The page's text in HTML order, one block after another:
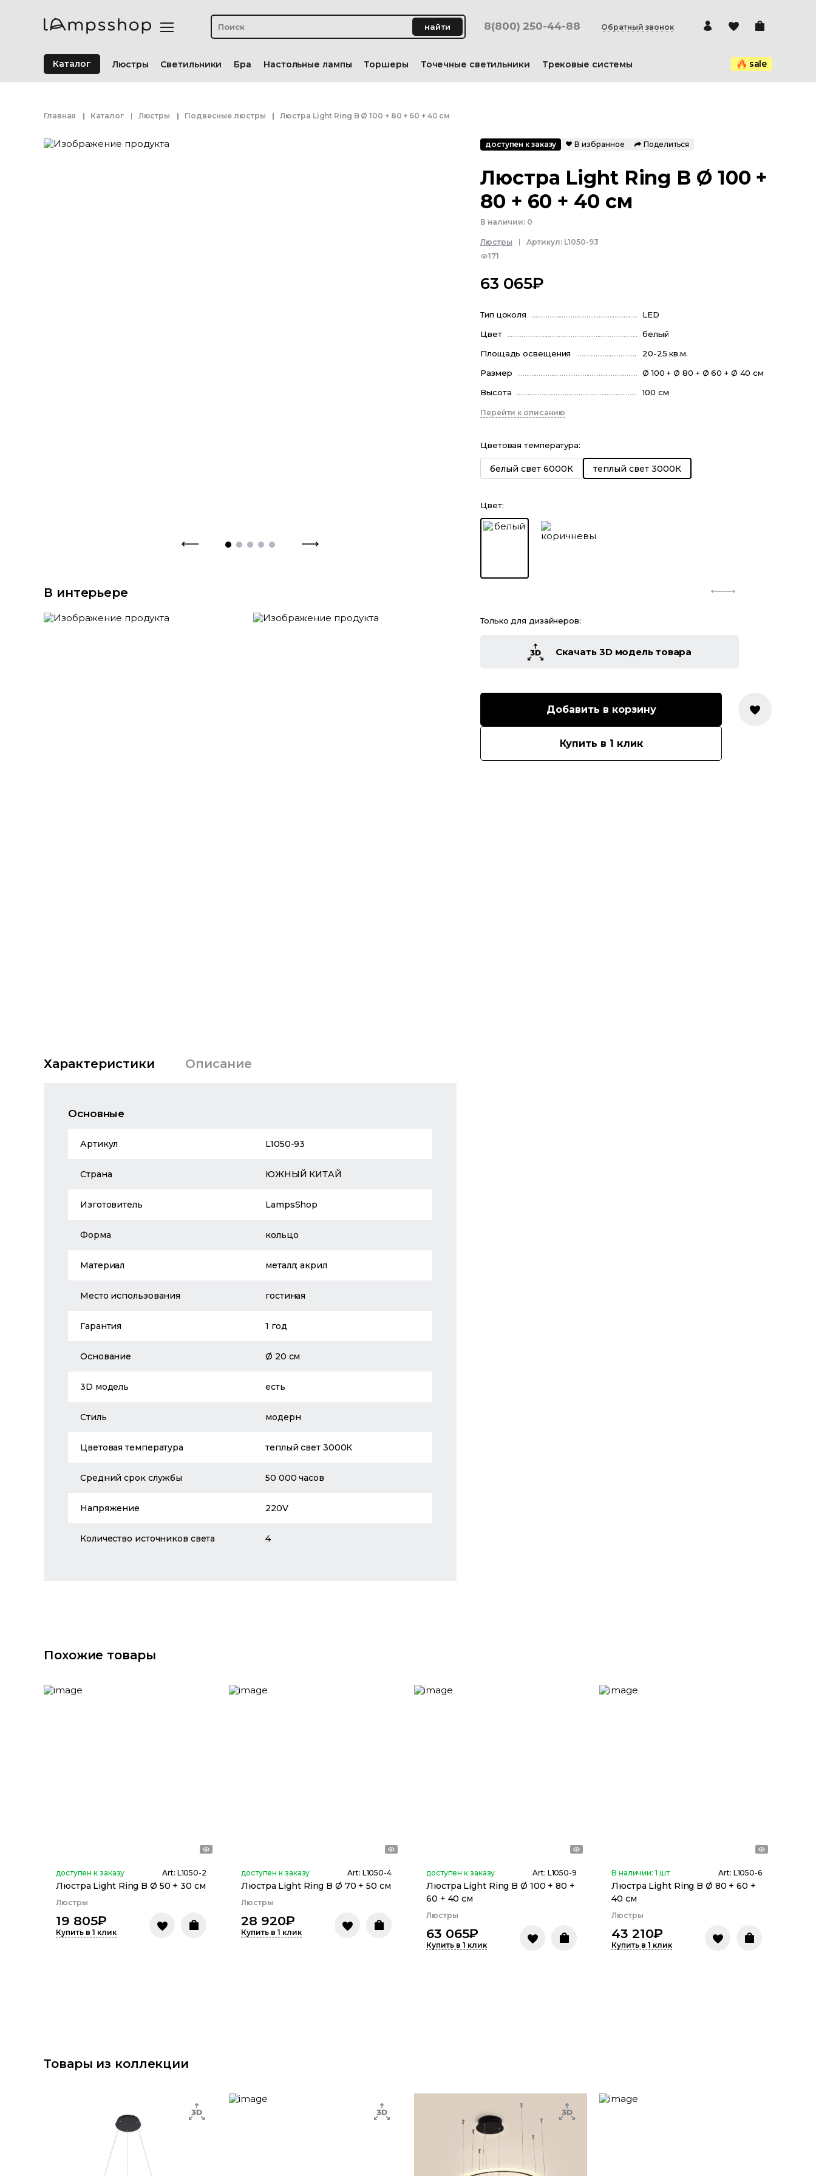
найти 8(800) 250-44-88 Обратный звонок
Каталог Люстры Светильники Бра Настольные лампы Торшеры Точечные светильники Трековые системы sale
Главная Каталог Люстры Подвесные люстры Люстра Light Ring B Ø 100 + 80 + 60 + 40 см
В интерьере
Характеристики Описание
Основные
Артикул L1050-93
Страна ЮЖНЫЙ КИТАЙ
Изготовитель LampsShop
Форма кольцо
Материал металл; акрил
Место использования гостиная
Гарантия 1 год
Основание Ø 20 см
3D модель есть
Стиль модерн
Цветовая температура теплый свет 3000К
Средний срок службы 50 000 часов
Напряжение 220V
Количество источников света 4
доступен к заказу В избранное Поделиться
Люстра Light Ring B Ø 100 +
80 + 60 + 40 см
В наличии: 0
Люстры Артикул: L1050-93
171
63 065₽
Тип цоколя
LED
Цвет
белый
Площадь освещения
20-25 кв.м.
Размер
Ø 100 + Ø 80 + Ø 60 + Ø 40 см
Высота
100 см
Перейти к описанию
Цветовая температура:
белый свет 6000К теплый свет 3000К
Цвет:
Только для дизайнеров:
Скачать 3D модель товара
Добавить в корзину
Купить в 1 клик
Похожие товары
доступен к заказу Art: L1050-2
Люстра Light Ring B Ø 50 + 30 см
Люстры
19 805₽
Купить в 1 клик
доступен к заказу Art: L1050-4
Люстра Light Ring B Ø 70 + 50 см
Люстры
28 920₽
Купить в 1 клик
доступен к заказу Art: L1050-9
Люстра Light Ring B Ø 100 + 80 +
60 + 40 см
Люстры
63 065₽
Купить в 1 клик
В наличии: 1 шт Art: L1050-6
Люстра Light Ring B Ø 80 + 60 +
40 см
Люстры
43 210₽
Купить в 1 клик
Товары из коллекции